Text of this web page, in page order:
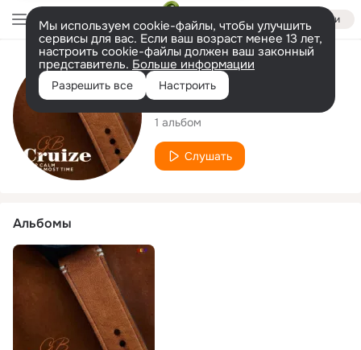
Войти
Мы используем cookie-файлы, чтобы улучшить
сервисы для вас. Если ваш возраст менее 13 лет,
настроить cookie-файлы должен ваш законный
представитель. Больше информации
Разрешить все Настроить
Исполнитель
GB Cruize
1 альбом
Слушать
Альбомы